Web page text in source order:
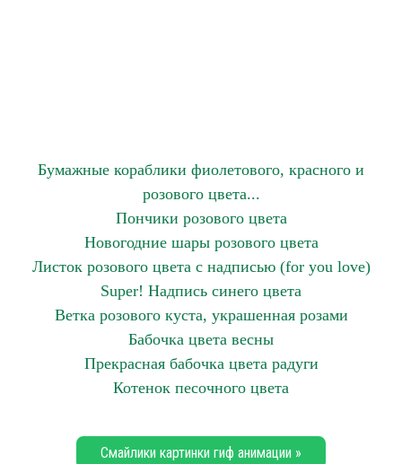
Бумажные кораблики фиолетового, красного и
розового цвета...
Пончики розового цвета
Новогодние шары розового цвета
Листок розового цвета с надписью (for you love)
Super! Надпись синего цвета
Ветка розового куста, украшенная розами
Бабочка цвета весны
Прекрасная бабочка цвета радуги
Котенок песочного цвета
Смайлики картинки гиф анимации »